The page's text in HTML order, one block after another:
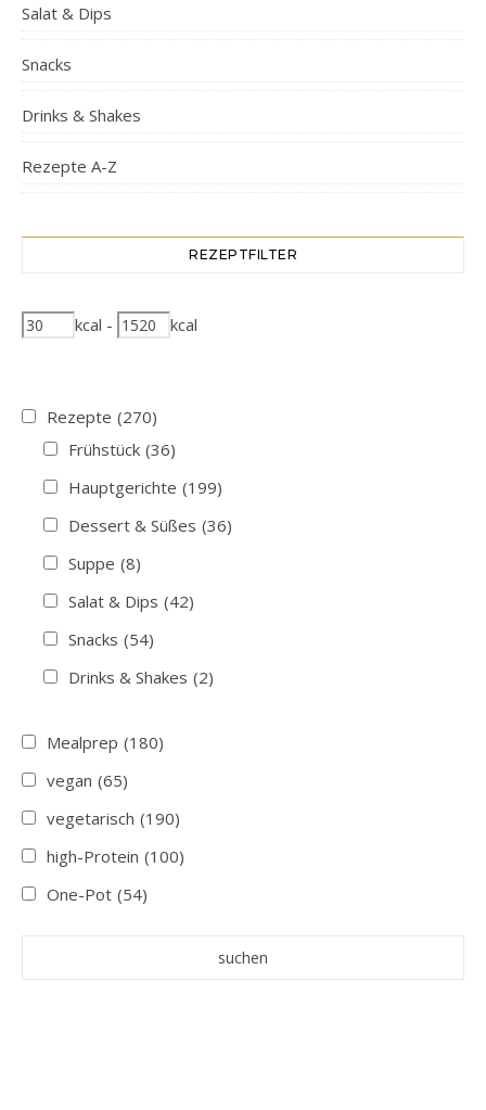
Salat & Dips
Snacks
Drinks & Shakes
Rezepte A-Z
REZEPTFILTER
kcal - kcal
Rezepte (270)
Frühstück (36)
Hauptgerichte (199)
Dessert & Süßes (36)
Suppe (8)
Salat & Dips (42)
Snacks (54)
Drinks & Shakes (2)
Mealprep (180)
vegan (65)
vegetarisch (190)
high-Protein (100)
One-Pot (54)